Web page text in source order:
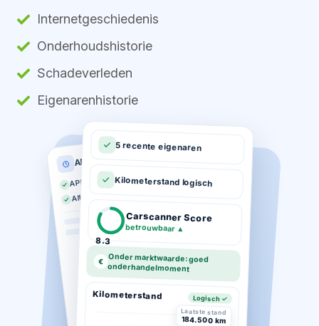
Internetgeschiedenis
Onderhoudshistorie
Schadeverleden
Eigenarenhistorie
APK historie
APK geldig tot 03-2026
Altijd op tijd gekeurd
5 recente eigenaren
Kilometerstand logisch
8.3
Carscanner Score
betrouwbaar ▲
€ Onder marktwaarde: goed
onderhandelmoment
Kilometerstand Logisch ✓
Laatste stand
184.500 km